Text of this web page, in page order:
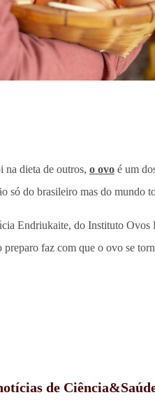
na dieta de outros, o ovo é um
só do brasileiro mas do mundo
Endriukaite, do Instituto Ovos
faz com que o ovo se
de